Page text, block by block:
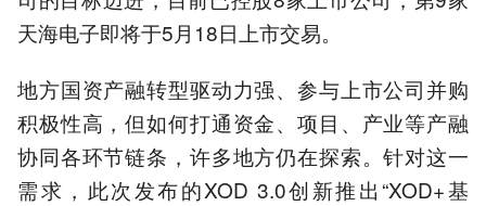
天海电子即将于5月18日上市交易。
地方国资产融转型驱动力强、参与上市公司并购
积极性高，但如何打通资金、项目、产业等产融
协同各环节链条，许多地方仍在探索。针对这一
需求，此次发布的XOD 3.0创新推出“XOD+基